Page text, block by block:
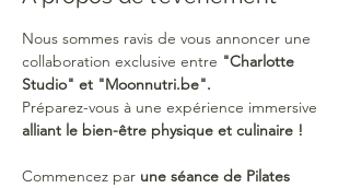
Nous sommes ravis de vous annoncer une
collaboration exclusive entre "Charlotte
Studio" et "Moonnutri.be".
Préparez-vous à une expérience immersive
alliant le bien-être physique et culinaire !
Commencez par une séance de Pilates